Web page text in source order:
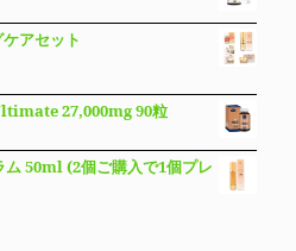
アセット
27,000mg 90粒
50ml (2個ご購入で1個プレ